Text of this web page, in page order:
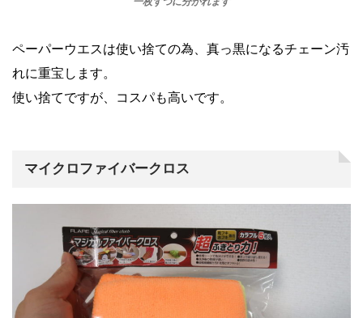
ペーパーウエスは使い捨ての為、真っ黒になるチェーン汚
れに重宝します。
使い捨てですが、コスパも高いです。
マイクロファイバークロス